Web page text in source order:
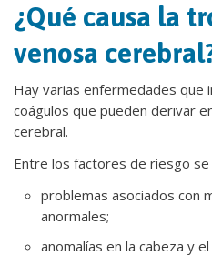
¿Qué causa la
venosa
Hay varias enfermedades que
coágulos que pueden derivar
cerebral.
Entre los factores de riesgo se
problemas asociados con
anormales;
anomalías en la cabeza y el